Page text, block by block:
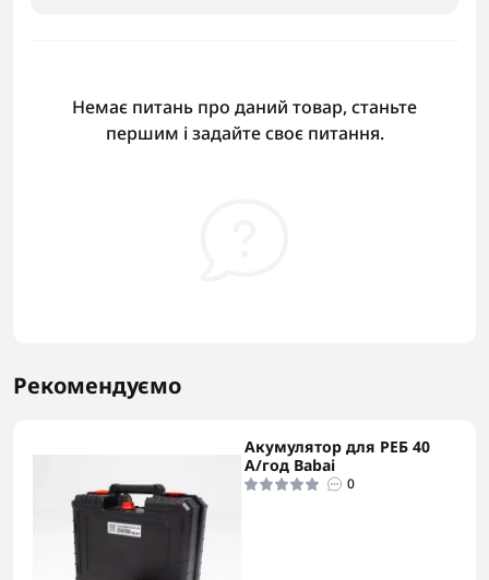
Немає питань про даний товар, станьте
першим і задайте своє питання.
Рекомендуємо
Акумулятор для РЕБ 40
А/год Babai
0